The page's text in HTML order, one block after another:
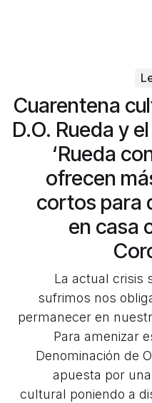
Cuarentena
D.O. Rueda y
‘Rueda
ofrecen
cortos para
en casa
La actual crisis
sufrimos nos
permanecer en
Para amenizar
Denominación de
apuesta por
cultural poniendo a